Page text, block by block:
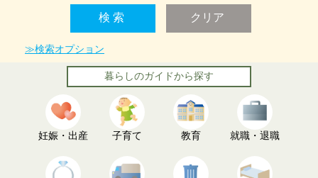
≫検索オプション
暮らしのガイドから探す
妊娠・出産 子育て 教育 就職・退職